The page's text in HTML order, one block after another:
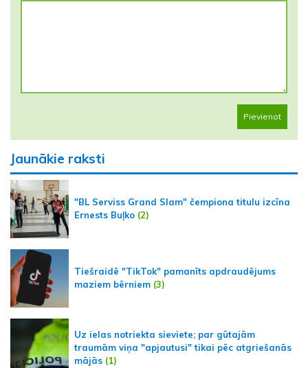
Pievienot
Jaunākie raksti
"BL Serviss Grand Slam" čempiona titulu izcīna
Ernests Buļko (2)
Tiešraidē "TikTok" pamanīts apdraudējums
maziem bērniem (3)
Uz ielas notriekta sieviete; par gūtajām
traumām viņa "apjautusi" tikai pēc atgriešanās
mājās (1)